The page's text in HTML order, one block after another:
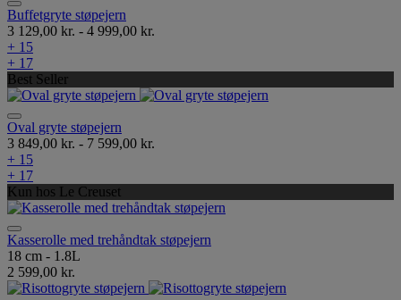
Buffetgryte støpejern
3 129,00 kr. - 4 999,00 kr.
+ 15
+ 17
Best Seller
Oval gryte støpejern
3 849,00 kr. - 7 599,00 kr.
+ 15
+ 17
Kun hos Le Creuset
Kasserolle med trehåndtak støpejern
18 cm - 1.8L
2 599,00 kr.